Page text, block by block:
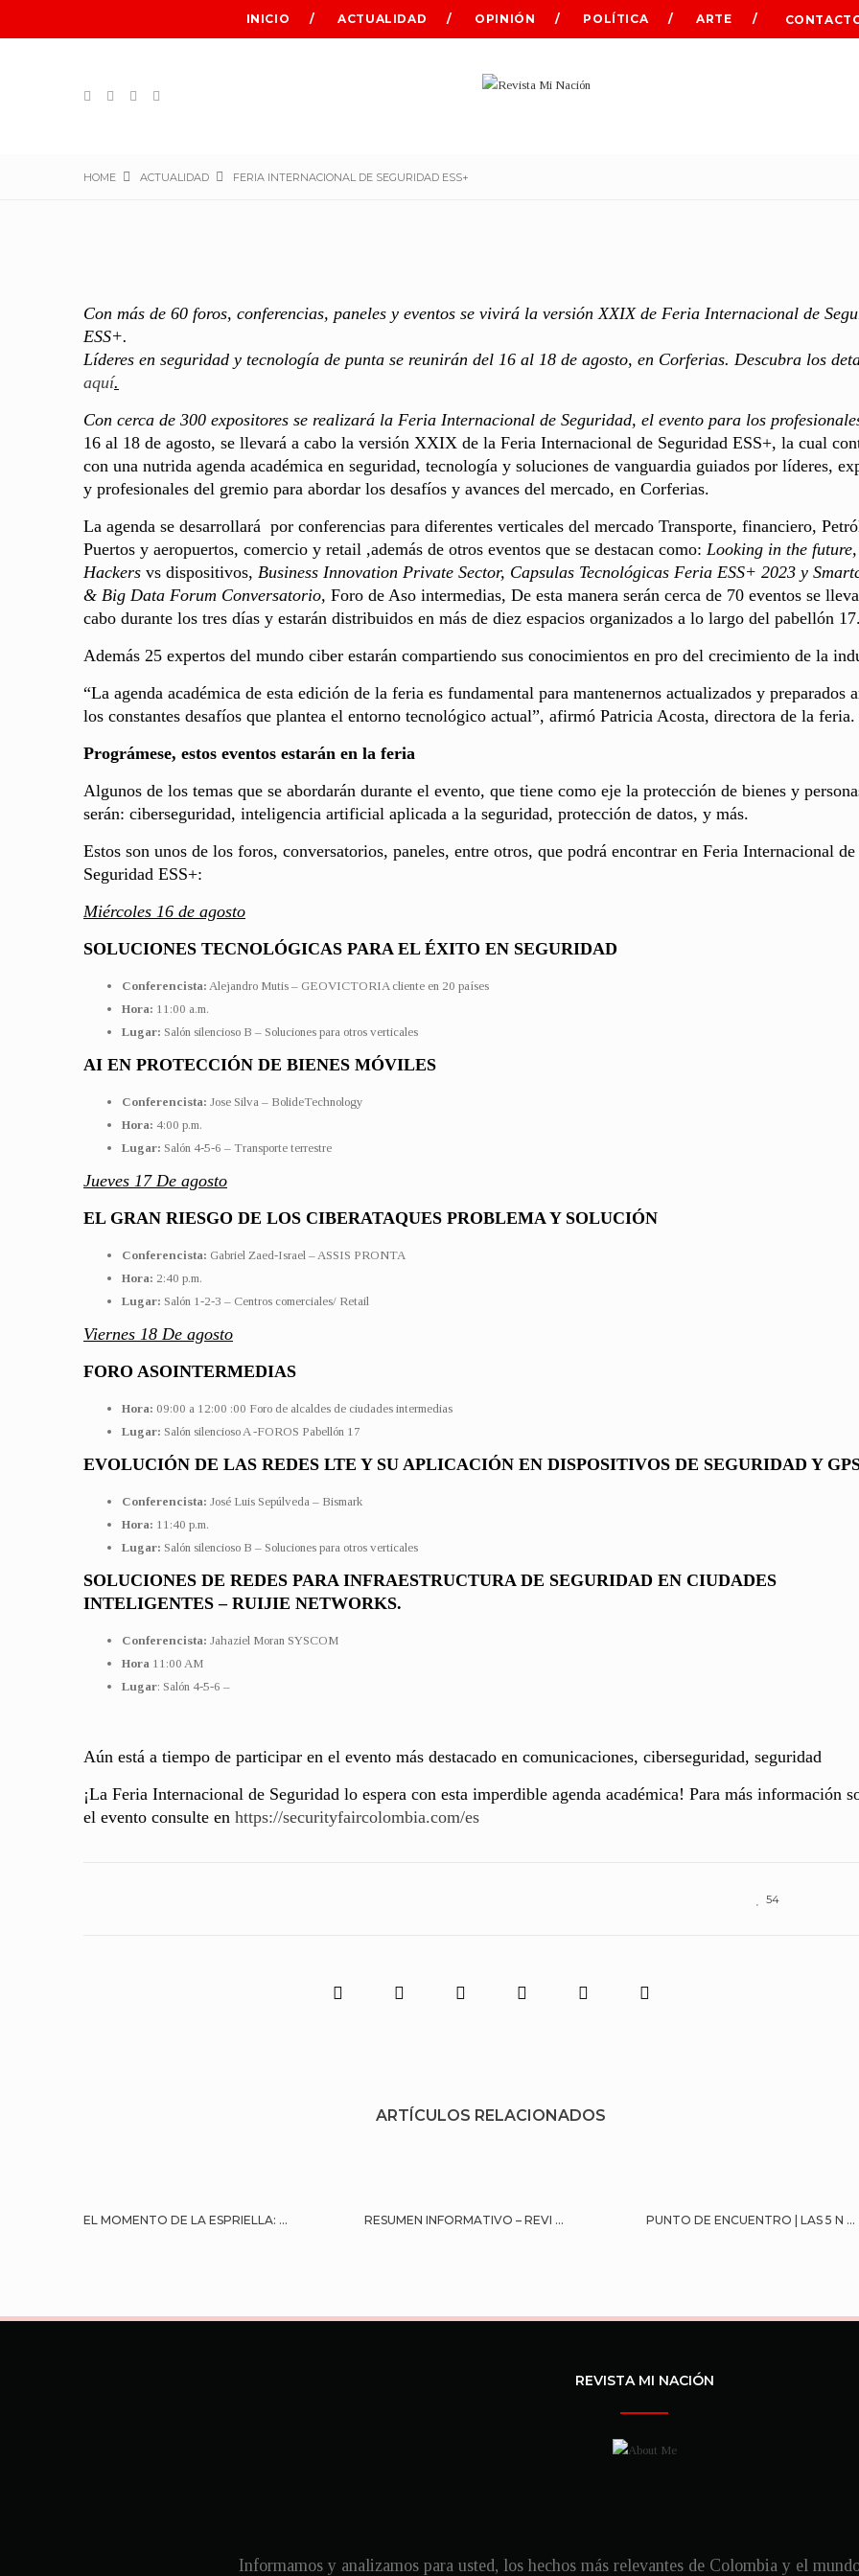
INICIO ACTUALIDAD OPINIÓN POLÍTICA ARTE
HOME ACTUALIDAD FERIA INTERNACIONAL DE SEGURIDAD ESS+
Con más de 60 foros, conferencias, paneles y eventos se vivirá la versión XXIX de Feria Internacional de
ESS+.
Líderes en seguridad y tecnología de punta se reunirán del 16 al 18 de agosto, en Corferias. Descubra los
aquí.
Con cerca de 300 expositores se realizará la Feria Internacional de Seguridad, el evento para los
16 al 18 de agosto, se llevará a cabo la versión XXIX de la Feria Internacional de Seguridad ESS+, la cual
con una nutrida agenda académica en seguridad, tecnología y soluciones de vanguardia guiados por líderes,
y profesionales del gremio para abordar los desafíos y avances del mercado, en Corferias.
La agenda se desarrollará por conferencias para diferentes verticales del mercado Transporte, financiero,
Puertos y aeropuertos, comercio y retail ,además de otros eventos que se destacan como: Looking in the future,
Hackers vs dispositivos, Business Innovation Private Sector, Capsulas Tecnológicas Feria ESS+ 2023 y
& Big Data Forum Conversatorio, Foro de Aso intermedias, De esta manera serán cerca de 70 eventos se
cabo durante los tres días y estarán distribuidos en más de diez espacios organizados a lo largo del pabellón
Además 25 expertos del mundo ciber estarán compartiendo sus conocimientos en pro del crecimiento de la
“La agenda académica de esta edición de la feria es fundamental para mantenernos actualizados y preparados
los constantes desafíos que plantea el entorno tecnológico actual”, afirmó Patricia Acosta, directora de la feria.
Prográmese, estos eventos estarán en la feria
Algunos de los temas que se abordarán durante el evento, que tiene como eje la protección de bienes y
serán: ciberseguridad, inteligencia artificial aplicada a la seguridad, protección de datos, y más.
Estos son unos de los foros, conversatorios, paneles, entre otros, que podrá encontrar en Feria Internacional de
Seguridad ESS+:
Miércoles 16 de agosto
SOLUCIONES TECNOLÓGICAS PARA EL ÉXITO EN SEGURIDAD
Conferencista: Alejandro Mutis – GEOVICTORIA cliente en 20 países
Hora: 11:00 a.m.
Lugar: Salón silencioso B – Soluciones para otros verticales
AI EN PROTECCIÓN DE BIENES MÓVILES
Conferencista: Jose Silva – BolideTechnology
Hora: 4:00 p.m.
Lugar: Salón 4-5-6 – Transporte terrestre
Jueves 17 De agosto
EL GRAN RIESGO DE LOS CIBERATAQUES PROBLEMA Y SOLUCIÓN
Conferencista: Gabriel Zaed-Israel – ASSIS PRONTA
Hora: 2:40 p.m.
Lugar: Salón 1-2-3 – Centros comerciales/ Retail
Viernes 18 De agosto
FORO ASOINTERMEDIAS
Hora: 09:00 a 12:00 :00 Foro de alcaldes de ciudades intermedias
Lugar: Salón silencioso A -FOROS Pabellón 17
EVOLUCIÓN DE LAS REDES LTE Y SU APLICACIÓN EN DISPOSITIVOS DE SEGURIDAD Y
Conferencista: José Luis Sepúlveda – Bismark
Hora: 11:40 p.m.
Lugar: Salón silencioso B – Soluciones para otros verticales
SOLUCIONES DE REDES PARA INFRAESTRUCTURA DE SEGURIDAD EN CIUDADES
INTELIGENTES – RUIJIE NETWORKS.
Conferencista: Jahaziel Moran SYSCOM
Hora 11:00 AM
Lugar: Salón 4-5-6 –
Aún está a tiempo de participar en el evento más destacado en comunicaciones, ciberseguridad, seguridad
¡La Feria Internacional de Seguridad lo espera con esta imperdible agenda académica! Para más información
el evento consulte en https://securityfaircolombia.com/es
54
ARTÍCULOS RELACIONADOS
EL MOMENTO DE LA ESPRIELLA: ... RESUMEN INFORMATIVO – REVI ... PUNTO DE ENCUENTRO | LAS 5 N ...
REVISTA MI NACIÓN
Informamos y analizamos para usted, los hechos más relevantes de Colombia y el